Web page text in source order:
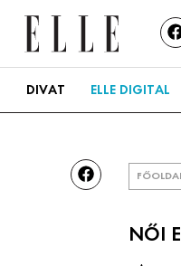
DIVAT ELLE DIGITAL
NŐI